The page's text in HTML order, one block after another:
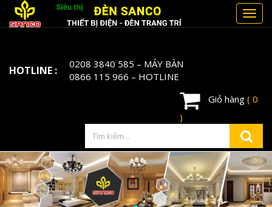
HOTLINE : 0208 3840 585 – MÁY BÀN
0866 115 966 – HOTLINE
Giỏ hàng ( 0
)